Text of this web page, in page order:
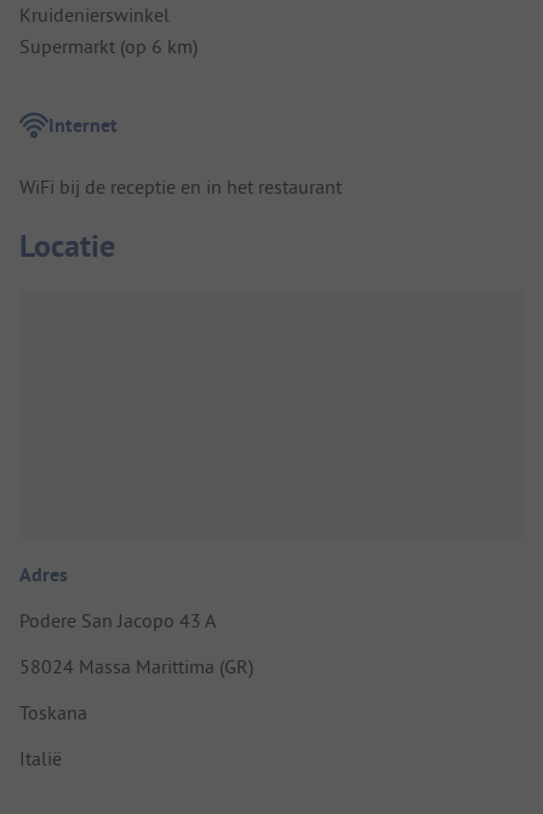
Kruidenierswinkel
Supermarkt (op 6 km)
Internet
WiFi bij de receptie en in het restaurant
Locatie
Adres
Podere San Jacopo 43 A
58024 Massa Marittima (GR)
Toskana
Italië